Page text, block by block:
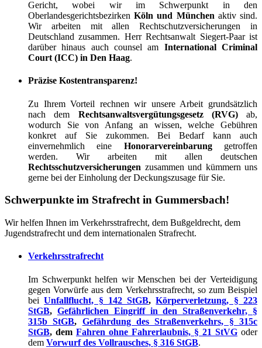
Gericht, wobei wir im Schwerpunkt in den
OberlandesgerichtsbezirkenKöln und München aktiv sind.
Wir arbeiten mit allen Rechtschutzversicherungen in
Deutschland zusammen. Herr Rechtsanwalt Siegert-Paar ist
darüber hinaus auch counsel am International Criminal
Court (ICC) in Den Haag.
Präzise Kostentransparenz!
Zu Ihrem Vorteil rechnen wir unsere Arbeit grundsätzlich
nach dem Rechtsanwaltsvergütungsgesetz (RVG)ab,
wodurch Sie von Anfang an wissen, welche Gebühren
konkret auf Sie zukommen. Bei Bedarf kann auch
einvernehmlich eine Honorarvereinbarunggetroffen
werden. Wir arbeiten mit allen deutschen
Rechtsschutzversicherungen zusammen und kümmern uns
gerne bei der Einholung der Deckungszusage für Sie.
Schwerpunkte im Strafrecht in Gummersbach!
Wir helfen Ihnen im Verkehrsstrafrecht, dem Bußgeldrecht, dem
Jugendstrafrecht und dem internationalen Strafrecht.
Verkehrsstrafrecht
Im Schwerpunkt helfen wir Menschen bei der Verteidigung
gegen Vorwürfe aus dem Verkehrsstrafrecht, so zum Beispiel
beiUnfallflucht, § 142 StGB,Körperverletzung, § 223
StGB, Gefährlichen Eingriff in den Straßenverkehr, §
315b StGB, Gefährdung des Straßenverkehrs, § 315c
StGB, dem Fahren ohne Fahrerlaubnis, § 21 StVG oder
dem Vorwurf des Vollrausches, § 316 StGB.